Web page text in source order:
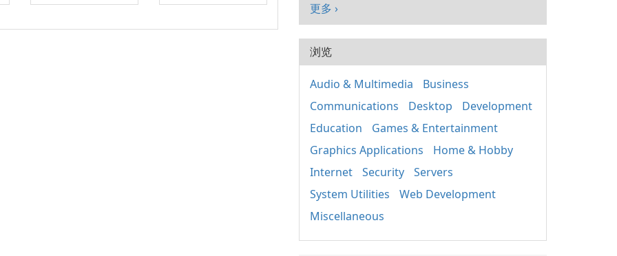
更多 ›
浏览
Audio & Multimedia
Business
Communications
Desktop
Development
Education
Games & Entertainment
Graphics Applications
Home & Hobby
Internet
Security
Servers
System Utilities
Web Development
Miscellaneous